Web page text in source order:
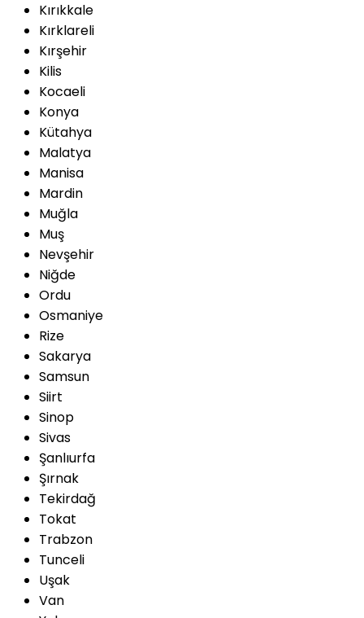
Kırıkkale
Kırklareli
Kırşehir
Kilis
Kocaeli
Konya
Kütahya
Malatya
Manisa
Mardin
Muğla
Muş
Nevşehir
Niğde
Ordu
Osmaniye
Rize
Sakarya
Samsun
Siirt
Sinop
Sivas
Şanlıurfa
Şırnak
Tekirdağ
Tokat
Trabzon
Tunceli
Uşak
Van